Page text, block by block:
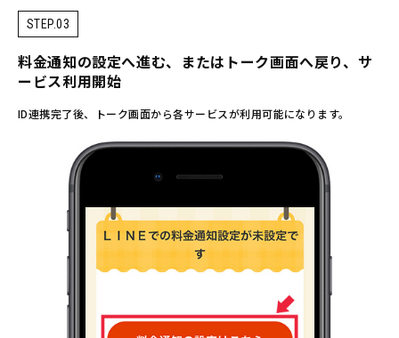
STEP.03
料金通知の設定へ進む、 またはトーク画面へ戻り、サ
ービス利用開始
ID連携完了後、トーク画面から各サービスが利用可能になります。